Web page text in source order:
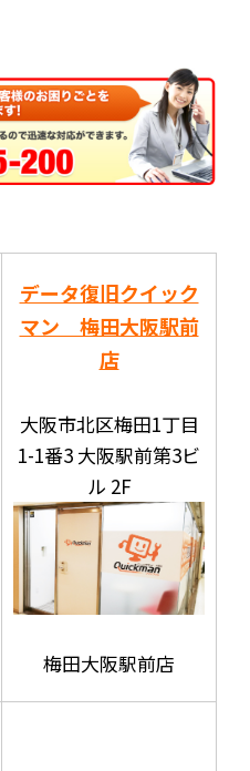
データ復旧クイック
マン 梅田大阪駅前
店
大阪市北区梅田1丁目
1-1番3 大阪駅前第3ビ
ル 2F
梅田大阪駅前店